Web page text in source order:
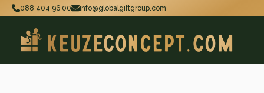
088 404 96 00 info@globalgiftgroup.com